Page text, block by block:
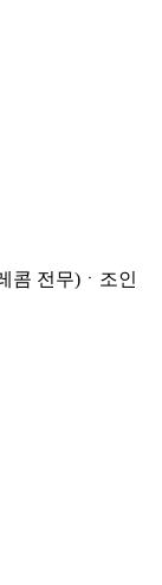
콤 전무)ㆍ조인